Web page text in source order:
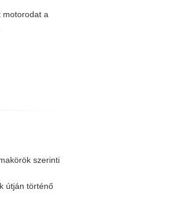
motorodat a
szerinti
útján történő